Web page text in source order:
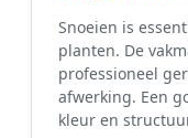
Snoeien is
planten. De
professioneel
afwerking. Een
kleur en